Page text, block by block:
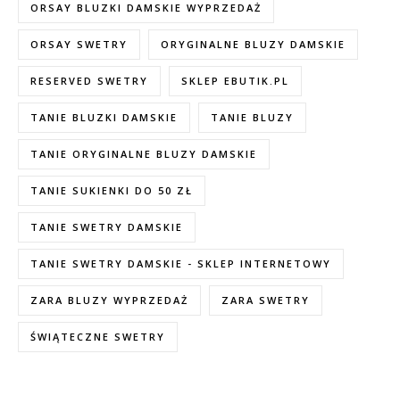
ORSAY BLUZKI DAMSKIE WYPRZEDAŻ
ORSAY SWETRY ORYGINALNE BLUZY DAMSKIE
RESERVED SWETRY SKLEP EBUTIK.PL
TANIE BLUZKI DAMSKIE TANIE BLUZY
TANIE ORYGINALNE BLUZY DAMSKIE
TANIE SUKIENKI DO 50 ZŁ
TANIE SWETRY DAMSKIE
TANIE SWETRY DAMSKIE - SKLEP INTERNETOWY
ZARA BLUZY WYPRZEDAŻ ZARA SWETRY
ŚWIĄTECZNE SWETRY